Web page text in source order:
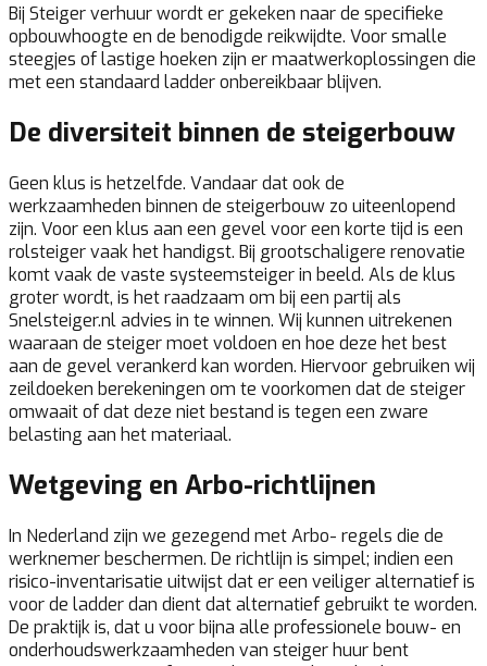
Bij Steiger verhuur wordt er gekeken naar de specifieke
opbouwhoogte en de benodigde reikwijdte. Voor smalle
steegjes of lastige hoeken zijn er maatwerkoplossingen die
met een standaard ladder onbereikbaar blijven.
De diversiteit binnen de steigerbouw
Geen klus is hetzelfde. Vandaar dat ook de
werkzaamheden binnen de steigerbouw zo uiteenlopend
zijn. Voor een klus aan een gevel voor een korte tijd is een
rolsteiger vaak het handigst. Bij grootschaligere renovatie
komt vaak de vaste systeemsteiger in beeld. Als de klus
groter wordt, is het raadzaam om bij een partij als
Snelsteiger.nl advies in te winnen. Wij kunnen uitrekenen
waaraan de steiger moet voldoen en hoe deze het best
aan de gevel verankerd kan worden. Hiervoor gebruiken wij
zeildoeken berekeningen om te voorkomen dat de steiger
omwaait of dat deze niet bestand is tegen een zware
belasting aan het materiaal.
Wetgeving en Arbo-richtlijnen
In Nederland zijn we gezegend met Arbo- regels die de
werknemer beschermen. De richtlijn is simpel; indien een
risico-inventarisatie uitwijst dat er een veiliger alternatief is
voor de ladder dan dient dat alternatief gebruikt te worden.
De praktijk is, dat u voor bijna alle professionele bouw- en
onderhoudswerkzaamheden van steiger huur bent